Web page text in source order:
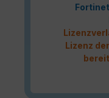
Lizenz